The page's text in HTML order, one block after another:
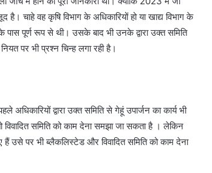
चाहे वह कृषि विभाग के अधिकारियों हो या खाद्य विभाग के
पास पूर्ण रूप से थी। उसके बाद भी उनके द्वारा उक्त समिति
पर भी प्रश्न चिन्ह लगा रही है।
द्वारा उक्त समिति से गेहूं उपार्जन का कार्य भी
समिति को काम देना समझा जा सकता है । लेकिन
उसे पर भी ब्लैकलिस्टेड और विवादित समिति को काम देना